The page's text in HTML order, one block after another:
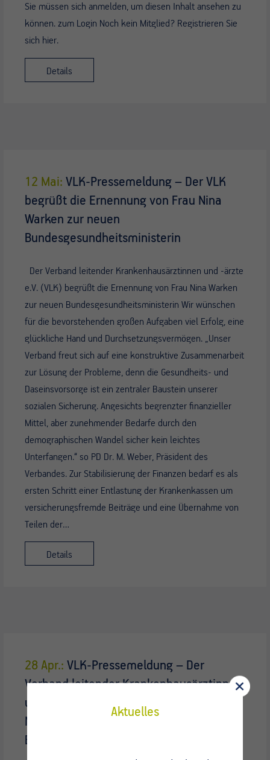
Sie müssen sich anmelden, um diesen Inhalt ansehen zu
können. zum Login Noch kein Mitglied? Registrieren Sie
sich hier.
Details
12 Mai: VLK-Pressemeldung – Der VLK
begrüßt die Ernennung von Frau Nina
Warken zur neuen
Bundesgesundheitsministerin
Der Verband leitender Krankenhausärztinnen und -ärzte
e.V. (VLK) begrüßt die Ernennung von Frau Nina Warken
zur neuen Bundesgesundheitsministerin Wir wünschen
für die bevorstehenden großen Aufgaben viel Erfolg, eine
glückliche Hand und Durchsetzungsvermögen. „Unser
Verband freut sich auf eine konstruktive Zusammenarbeit
zur Lösung der Probleme, denn die Gesundheits- und
Daseinsvorsorge ist ein zentraler Baustein unserer
sozialen Sicherung. Angesichts begrenzter finanzieller
Mittel, aber zunehmender Bedarfe durch den
demographischen Wandel sicher kein leichtes
Unterfangen.“ so PD Dr. M. Weber, Präsident des
Verbandes. Zur Stabilisierung der Finanzen bedarf es als
ersten Schritt einer Entlastung der Krankenkassen um
versicherungsfremde Beiträge und eine Übernahme von
Teilen der…
Details
28 Apr.: VLK-Pressemeldung – Der
Verband leitender Krankenhausärztinnen
und -ärzte e.V. (VLK) begrüßt die
Nominierung von Nina Warken als
Bundesgesundheitsministerin
Aktuelles